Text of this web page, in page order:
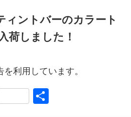
ィントバーのカラート
荷しました！
利用しています。